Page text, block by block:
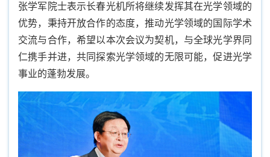
张学军院士表示长春光机所将继续发挥其在光学领域的
优势，秉持开放合作的态度，推动光学领域的国际学术
交流与合作，希望以本次会议为契机，与全球光学界同
仁携手并进，共同探索光学领域的无限可能，促进光学
事业的蓬勃发展。